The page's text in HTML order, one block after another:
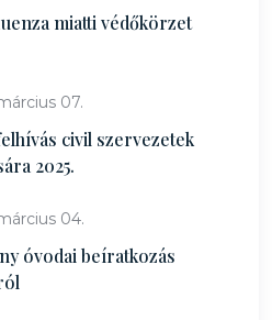
miatti védőkörzet
07.
civil szervezetek
2025.
04.
óvodai beíratkozás